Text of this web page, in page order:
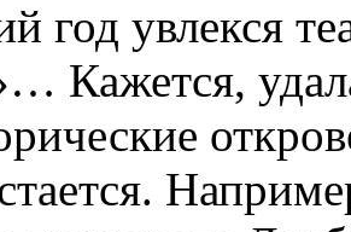
год увлекся
Кажется,